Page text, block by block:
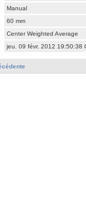
Manual
60 mm
Center Weighted Average
jeu. 09 févr. 2012 19:50:38